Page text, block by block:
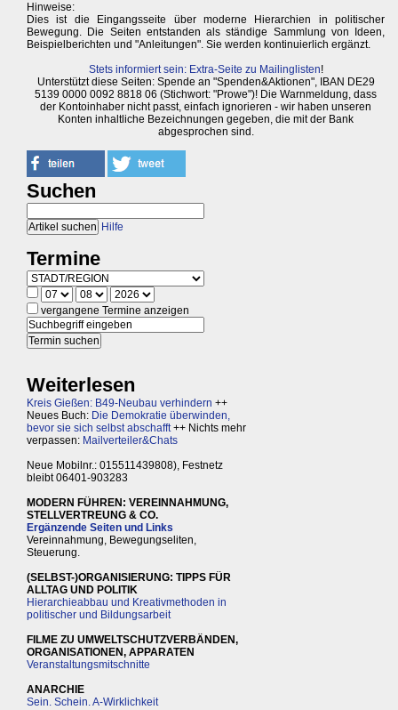
Hinweise:
Dies ist die Eingangsseite über moderne Hierarchien in politischer
Bewegung. Die Seiten entstanden als ständige Sammlung von Ideen,
Beispielberichten und "Anleitungen". Sie werden kontinuierlich ergänzt.
Stets informiert sein: Extra-Seite zu Mailinglisten!
Unterstützt diese Seiten: Spende an "Spenden&Aktionen", IBAN DE29
5139 0000 0092 8818 06 (Stichwort: "Prowe")! Die Warnmeldung, dass
der Kontoinhaber nicht passt, einfach ignorieren - wir haben unseren
Konten inhaltliche Bezeichnungen gegeben, die mit der Bank
abgesprochen sind.
Suchen
Hilfe
Termine
vergangene Termine anzeigen
Weiterlesen
Kreis Gießen: B49-Neubau verhindern ++
Neues Buch: Die Demokratie überwinden,
bevor sie sich selbst abschafft++ Nichts mehr
verpassen: Mailverteiler&Chats
Neue Mobilnr.: 015511439808), Festnetz
bleibt 06401-903283
MODERN FÜHREN: VEREINNAHMUNG,
STELLVERTREUNG & CO.
Ergänzende Seiten und Links
Vereinnahmung, Bewegungseliten,
Steuerung.
(SELBST-)ORGANISIERUNG: TIPPS FÜR
ALLTAG UND POLITIK
Hierarchieabbau und Kreativmethoden in
politischer und Bildungsarbeit
FILME ZU UMWELTSCHUTZVERBÄNDEN,
ORGANISATIONEN, APPARATEN
Veranstaltungsmitschnitte
ANARCHIE
Sein. Schein. A-Wirklichkeit